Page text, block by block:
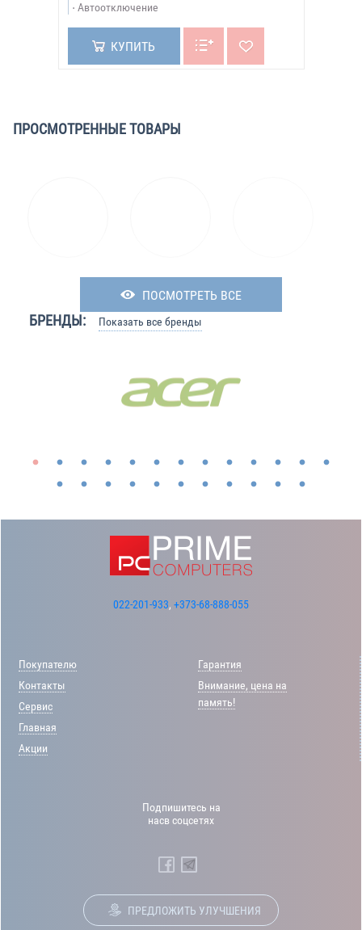
Автоотключение
КУПИТЬ
ПРОСМОТРЕННЫЕ ТОВАРЫ
ПОСМОТРЕТЬ ВСЕ
БРЕНДЫ: Показать все бренды
022-201-933, +373-68-888-055
Покупателю
Контакты
Сервис
Главная
Акции
Гарантия
Внимание, цена на
память!
Подпишитесь на
насв соцсетях
ПРЕДЛОЖИТЬ УЛУЧШЕНИЯ